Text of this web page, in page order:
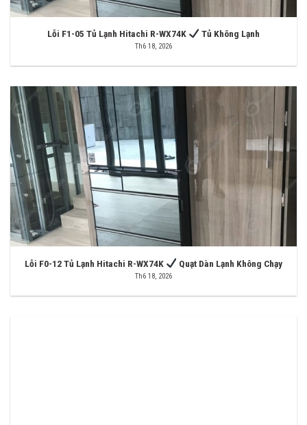
Lỗi F1-05 Tủ Lạnh Hitachi R-WX74K Tủ Không Lạnh
Th6 18, 2026
Lỗi F0-12 Tủ Lạnh Hitachi R-WX74K Quạt Dàn Lạnh Không Chạy
Th6 18, 2026